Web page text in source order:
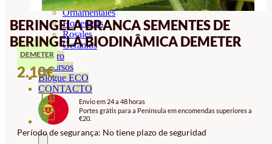
Ornamentales
Hortensias
Rosales
Geranios
Vivero
Recursos
Blogue ECO
CONTACTO
BERINGELA BRANCA SEMENTES DE
BERINGELA BIODINÂMICA DEMETER
DEMETER
2.10€
Envio em 24 a 48 horas
Portes grátis para a Península em encomendas superiores a
€20.
Período de segurança: No tiene plazo de seguridad